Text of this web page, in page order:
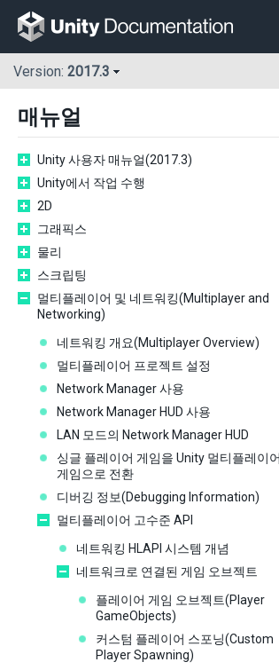
Version: 2017.3
매뉴얼
Unity 사용자 매뉴얼(2017.3)
Unity에서 작업 수행
2D
그래픽스
물리
스크립팅
멀티플레이어 및 네트워킹(Multiplayer and
Networking)
네트워킹 개요(Multiplayer Overview)
멀티플레이어 프로젝트 설정
Network Manager 사용
Network Manager HUD 사용
LAN 모드의 Network Manager HUD
싱글 플레이어 게임을 Unity 멀티플레이어
게임으로 전환
디버깅 정보(Debugging Information)
멀티플레이어 고수준 API
네트워킹 HLAPI 시스템 개념
네트워크로 연결된 게임 오브젝트
플레이어 게임 오브젝트(Player
GameObjects)
커스텀 플레이어 스포닝(Custom
Player Spawning)